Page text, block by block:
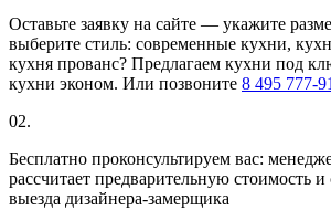
Оставьте заявку на сайте — укажите
выберите стиль: современные кухни,
кухня прованс? Предлагаем кухни под
кухни эконом. Или позвоните 8 495 777-
02.
Бесплатно проконсультируем вас:
рассчитает предварительную стоимость и
выезда дизайнера-замерщика